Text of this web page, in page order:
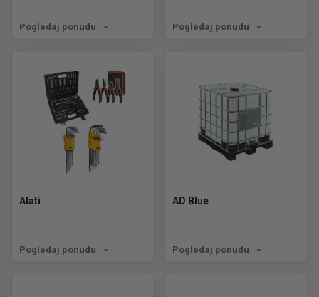
Pogledaj ponudu Pogledaj ponudu
Alati
Pogledaj ponudu
AD Blue
Pogledaj ponudu